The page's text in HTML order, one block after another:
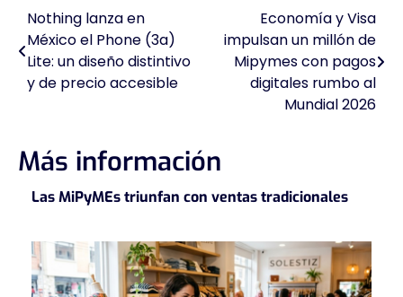
Navegación
de
entradas
Nothing lanza en
México el Phone (3a)
Lite: un diseño distintivo
y de precio accesible
Economía y Visa
impulsan un millón de
Mipymes con pagos
digitales rumbo al
Mundial 2026
Más información
Las MiPyMEs triunfan con ventas tradicionales